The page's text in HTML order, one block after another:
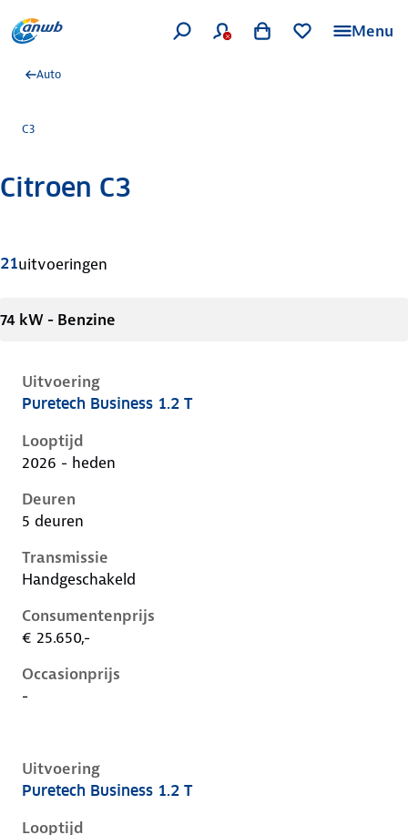
Menu
Auto
C3
Citroen C3
21uitvoeringen
74 kW - Benzine
Uitvoering
Citroen C3 iv, 1.2 t, 74 kW, Benzine, 5 deuren
Puretech Business 1.2 T
Looptijd
2026 - heden
Deuren
5 deuren
Transmissie
Handgeschakeld
Consumentenprijs
€ 25.650,-
Occasionprijs
-
Uitvoering
Citroen C3 iv, 1.2 t, 74 kW, Benzine, 5 deuren
Puretech Business 1.2 T
Looptijd